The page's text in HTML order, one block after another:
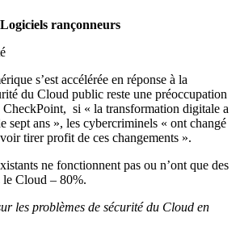
rançonneurs
s’est accélérée en réponse à la
du Cloud public reste une préoccupation
si « la transformation digitale a
sept ans », les cybercriminels « ont changé
tirer profit de ces changements ».
ne fonctionnent pas ou n’ont que des
le Cloud – 80%.
les problèmes de sécurité du Cloud en